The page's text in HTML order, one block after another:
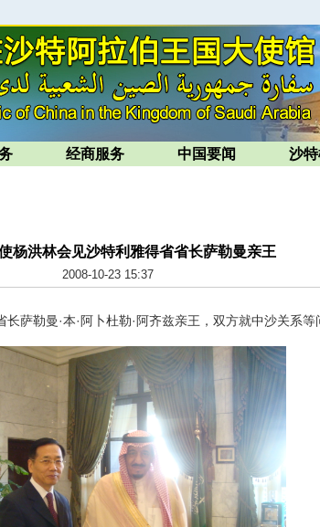
经商服务 中国要闻 沙
杨洪林会见沙特利雅得省省长萨勒曼亲王
2008-10-23 15:37
萨勒曼·本·阿卜杜勒·阿齐兹亲王，双方就中沙关系等